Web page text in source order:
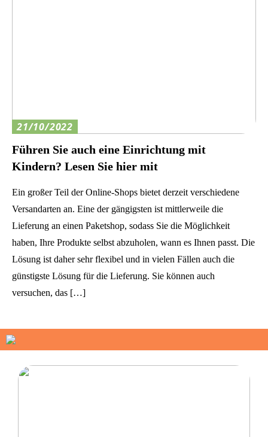
21/10/2022
Führen Sie auch eine Einrichtung mit
Kindern? Lesen Sie hier mit
Ein großer Teil der Online-Shops bietet derzeit verschiedene
Versandarten an. Eine der gängigsten ist mittlerweile die
Lieferung an einen Paketshop, sodass Sie die Möglichkeit
haben, Ihre Produkte selbst abzuholen, wann es Ihnen passt. Die
Lösung ist daher sehr flexibel und in vielen Fällen auch die
günstigste Lösung für die Lieferung. Sie können auch
versuchen, das […]